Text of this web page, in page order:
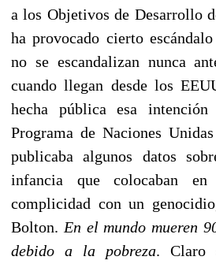
a los Objetivos de Desarrollo
ha provocado cierto
no se escandalizan nunca
cuando llegan desde los
hecha pública esa
Programa de Naciones
publicaba algunos datos
infancia que colocaban
complicidad con un
Bolton. En el mundo mueren
debido a la pobreza. Claro